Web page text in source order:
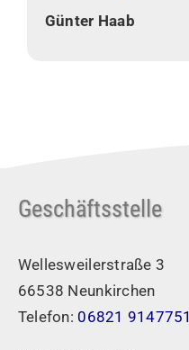
Günter Haab
Geschäftsstelle
Wellesweilerstraße 3
66538 Neunkirchen
Telefon: 06821 9147751